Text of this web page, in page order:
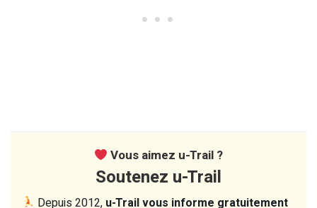
Vous aimez u-Trail ?
Soutenez u-Trail
Depuis 2012, u-Trail vous informe gratuitement